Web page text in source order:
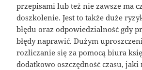
przepisami lub też nie zawsze ma
doszkolenie. Jest to także duże
błędu oraz odpowiedzialność gdy
błędy naprawić. Dużym
rozliczanie się za pomocą biura
dodatkowo oszczędność czasu, jaki